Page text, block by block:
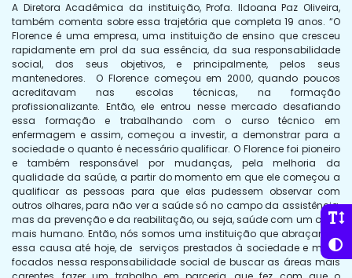
A Diretora Acadêmica da instituição, Profa. Ildoana Paz Oliveira,
também comenta sobre essa trajetória que completa 19 anos. “O
Florence é uma empresa, uma instituição de ensino que cresceu
rapidamente em prol da sua essência, da sua responsabilidade
social, dos seus objetivos, e principalmente, pelos seus
mantenedores. O Florence começou em 2000, quando poucos
acreditavam nas escolas técnicas, na formação
profissionalizante. Então, ele entrou nesse mercado desafiando
essa formação e trabalhando com o curso técnico em
enfermagem e assim, começou a investir, a demonstrar para a
sociedade o quanto é necessário qualificar. O Florence foi pioneiro
e também responsável por mudanças, pela melhoria da
qualidade da saúde, a partir do momento em que ele começou a
qualificar as pessoas para que elas pudessem observar com
outros olhares, para não ver a saúde só no campo da assistência,
mas da prevenção e da reabilitação, ou seja, saúde com um olhar
mais humano. Então, nós somos uma instituição que abraçamos
essa causa até hoje, de serviços prestados à sociedade e muito
focados nessa responsabilidade social de buscar as áreas mais